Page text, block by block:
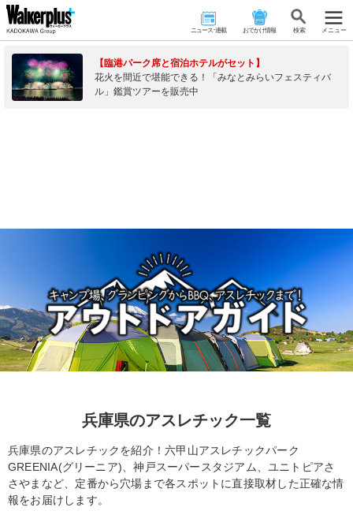
ニュース･連載 おでかけ情報 検 索 メニュー
【臨港パーク席と宿泊ホテルがセット】
花火を間近で堪能できる！「みなとみらいフェスティバ
ル」鑑賞ツアーを販売中
兵庫県のアスレチック一覧
兵庫県のアスレチックを紹介！六甲山アスレチックパーク
GREENIA(グリーニア)、神戸スーパースタジアム、ユニトピアさ
さやまなど、定番から穴場まで各スポットに直接取材した正確な情
報をお届けします。